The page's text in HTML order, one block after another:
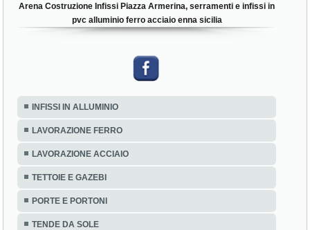
Arena Costruzione Infissi Piazza Armerina, serramenti e infissi in
pvc alluminio ferro acciaio enna sicilia
INFISSI IN ALLUMINIO
LAVORAZIONE FERRO
LAVORAZIONE ACCIAIO
TETTOIE E GAZEBI
PORTE E PORTONI
TENDE DA SOLE